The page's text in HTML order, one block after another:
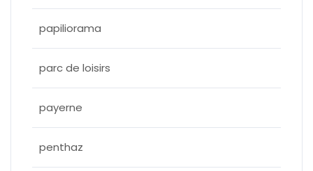
papiliorama
parc de loisirs
payerne
penthaz